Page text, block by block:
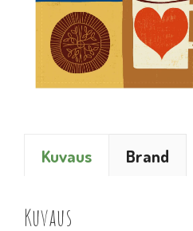
Kuvaus Brand
Kuvaus